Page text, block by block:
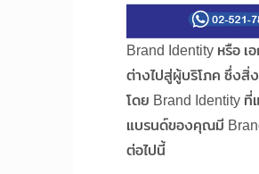
Brand Identity หรือ
ต่างไปสู่ผู้บริโภค ซึ่งสิ่
โดย Brand Identity
แบรนด์ของคุณมี
ต่อไปนี้